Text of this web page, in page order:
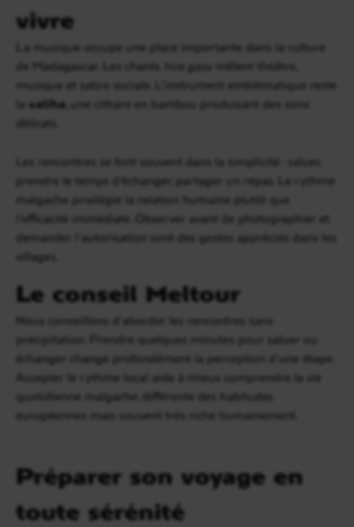
vivre
La musique occupe une place importante dans la culture
de Madagascar. Les chants
hira gasy
mêlent théâtre,
musique et satire sociale. L’instrument emblématique reste
la valiha , une cithare en bambou produisant des sons
délicats.
Les rencontres se font souvent dans la simplicité : saluer,
prendre le temps d’échanger, partager un repas. Le rythme
malgache privilégie la relation humaine plutôt que
l’efficacité immédiate. Observer avant de photographier et
demander l’autorisation sont des gestes appréciés dans les
villages.
Le conseil Meltour
Nous conseillons d’aborder les rencontres sans
précipitation. Prendre quelques minutes pour saluer ou
échanger change profondément la perception d’une étape.
Accepter le rythme local aide à mieux comprendre la vie
quotidienne malgache, différente des habitudes
européennes mais souvent très riche humainement.
Préparer son voyage en
toute sérénité